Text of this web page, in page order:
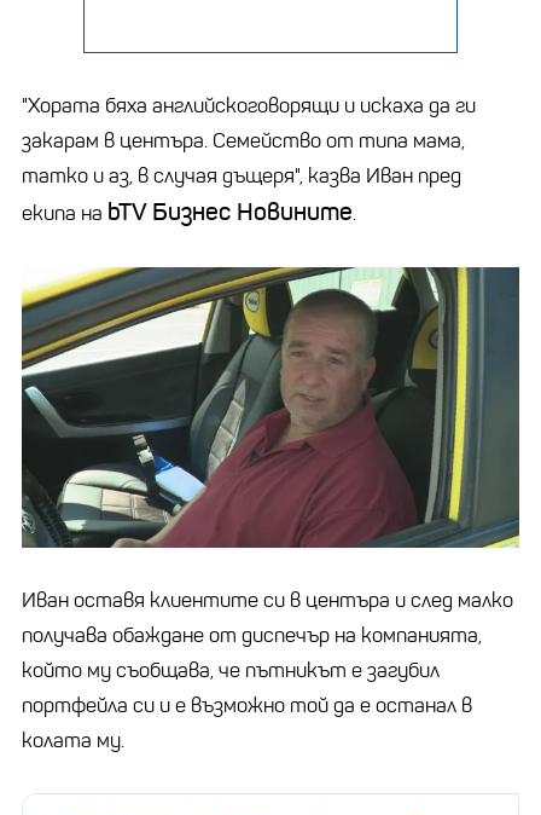
"Хората бяха английскоговорящи и искаха да ги
закарам в центъра. Семейство от типа мама,
татко и аз, в случая дъщеря", казва Иван пред
екипа на bTV Бизнес Новините.
Иван оставя клиентите си в центъра и след малко
получава обаждане от диспечър на компанията,
който му съобщава, че пътникът е загубил
портфейла си и е възможно той да е останал в
колата му.